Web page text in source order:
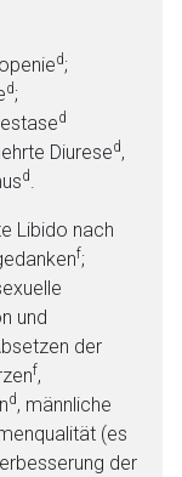
d;
d;
d
Diuresed,
d.
Libido nach
f;
und
der
f,
d, männliche
(es
der